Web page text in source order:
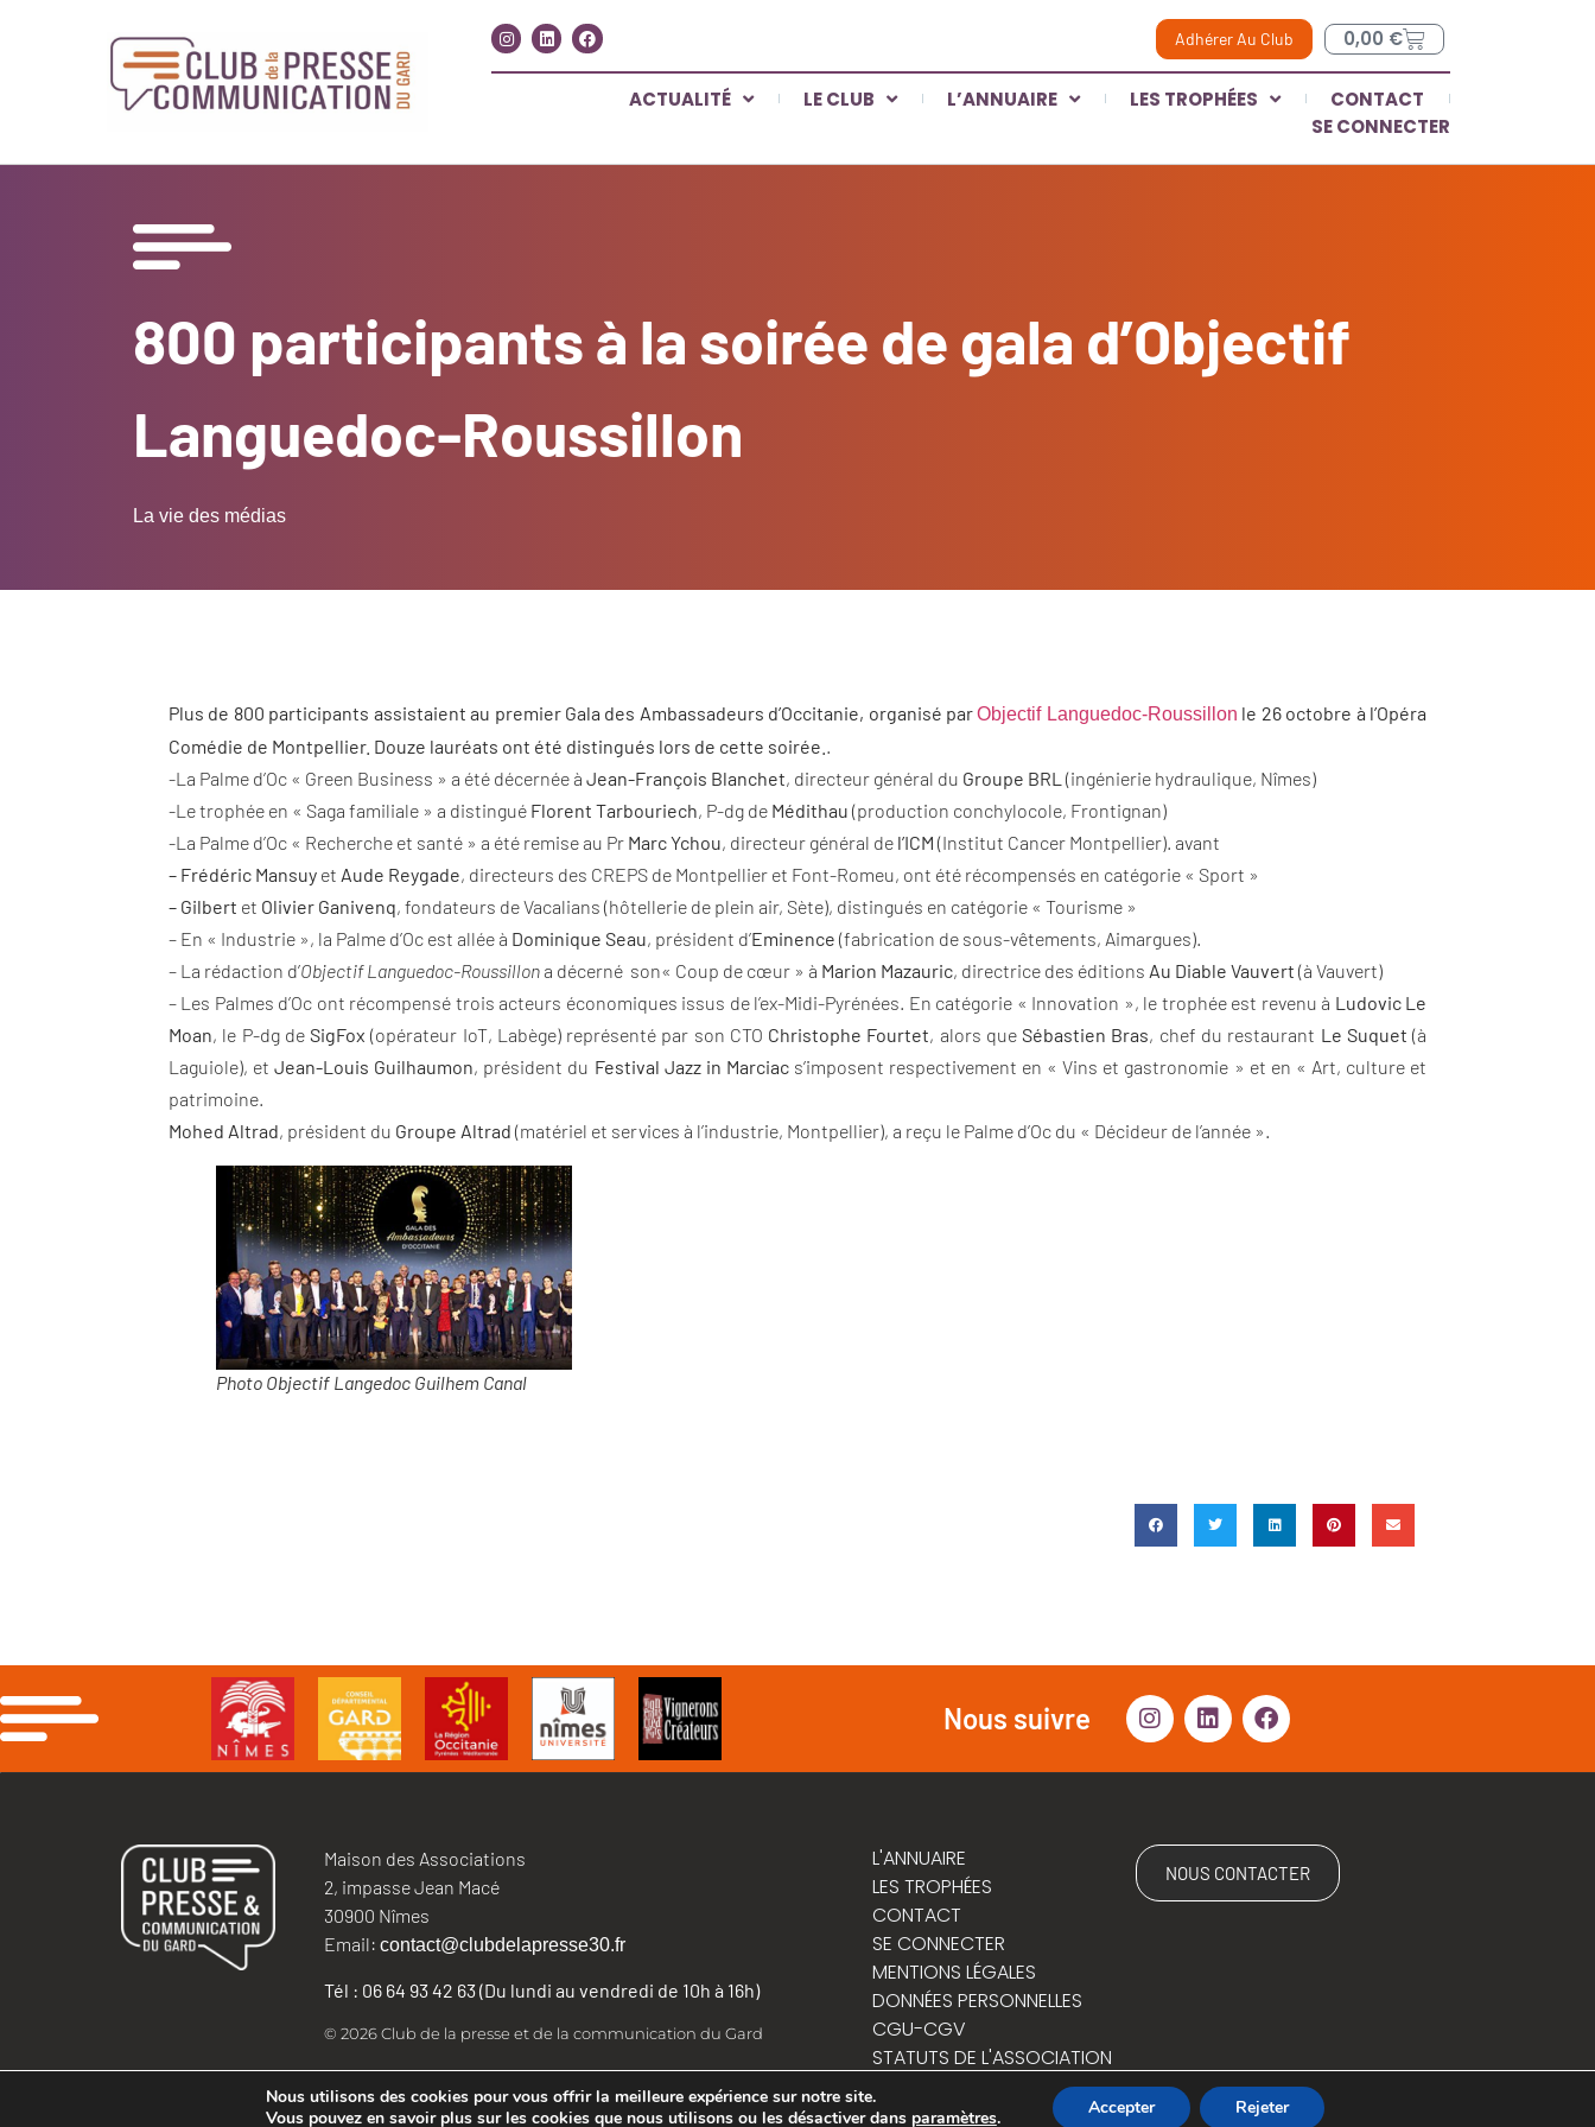
Adhérer Au Club 0,00 €
ACTUALITÉ LE CLUB L’ANNUAIRE LES TROPHÉES
CONTACT
SE CONNECTER
800 participants à la soirée de gala d’Objectif
Languedoc-Roussillon
La vie des médias
Plus de 800 participants assistaient au premier Gala des Ambassadeurs d’Occitanie, organisé parObjectif Languedoc-Roussillon le 26 octobre à l’Opéra
Comédie de Montpellier. Douze lauréats ont été distingués lors de cette soirée.
-La Palme d’Oc « Green Business » a été décernée à Jean-François Blanchet, directeur général du Groupe BRL (ingénierie hydraulique, Nîmes)
-Le trophée en « Saga familiale » a distingué Florent Tarbouriech, P-dg de Médithau (production conchylocole, Frontignan)
-La Palme d’Oc « Recherche et santé » a été remise au Pr Marc Ychou, directeur général de l’ICM (Institut Cancer Montpellier). avant
– Frédéric Mansuy et Aude Reygade, directeurs des CREPS de Montpellier et Font-Romeu, ont été récompensés en catégorie « Sport »
– Gilbert et Olivier Ganivenq, fondateurs de Vacalians (hôtellerie de plein air, Sète), distingués en catégorie « Tourisme »
– En « Industrie », la Palme d’Oc est allée à Dominique Seau, président d’Eminence (fabrication de sous-vêtements, Aimargues).
– La rédaction d’Objectif Languedoc-Roussillona décerné son« Coup de cœur » à Marion Mazauric, directrice des éditions Au Diable Vauvert (à Vauvert)
– Les Palmes d’Oc ont récompensé trois acteurs économiques issus de l’ex-Midi-Pyrénées. En catégorie « Innovation », le trophée est revenu à Ludovic Le
Moan, le P-dg deSigFox (opérateur IoT, Labège) représenté par son CTO Christophe Fourtet, alors queSébastien Bras, chef du restaurant Le Suquet (à
Laguiole), etJean-Louis Guilhaumon, président du Festival Jazz in Marciacs’imposent respectivement en « Vins et gastronomie » et en « Art, culture et
patrimoine.
Mohed Altrad, président du Groupe Altrad (matériel et services à l’industrie, Montpellier), a reçu le Palme d’Oc du « Décideur de l’année ».
Photo Objectif Langedoc Guilhem Canal
Nous suivre
Maison des Associations
2, impasse Jean Macé
30900 Nîmes
Email: contact@clubdelapresse30.fr
Tél : 06 64 93 42 63 (Du lundi au vendredi de 10h à 16h)
© 2026 Club de la presse et de la communication du Gard
L'ANNUAIRE
LES TROPHÉES
CONTACT
SE CONNECTER
MENTIONS LÉGALES
DONNÉES PERSONNELLES
CGU-CGV
STATUTS DE L'ASSOCIATION
NOUS CONTACTER
Nous utilisons des cookies pour vous offrir la meilleure expérience sur notre site.
Vous pouvez en savoir plus sur les cookies que nous utilisons ou les désactiver dans paramètres. Accepter Rejeter